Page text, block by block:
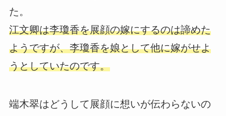
た。
江文卿は李瓊香を展顔の嫁にするのは諦めた
ようですが、李瓊香を娘として他に嫁がせよ
うとしていたのです。
端木翠はどうして展顔に想いが伝わらないの